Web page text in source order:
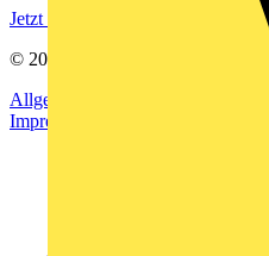
Jetzt registrieren
© 2002-
Allgemeine Geschäftsbedingungen
Impressum